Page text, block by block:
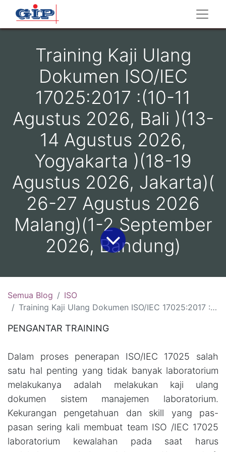
Training Kaji Ulang
Dokumen ISO/IEC
17025:2017 :(10-11
Agustus 2026, Bali )(13-
14 Agustus 2026,
Yogyakarta )(18-19
Agustus 2026, Jakarta)(
26-27 Agustus 2026
Malang)(1-2 September
2026, Bandung)
Semua Blog
ISO
Training Kaji Ulang Dokumen ISO/IEC 17025:2017 :(10-11 Agustus 2026, Bali )(13-14 Agustus 2026, Yogyakarta )(18-19 Agustus 2026, Jakarta)( 26-27 Agustus 2026 Malang)(1-2 September 2026, Bandung)
PENGANTAR TRAINING
Dalam proses penerapan ISO/IEC 17025 salah
satu hal penting yang tidak banyak laboratorium
melakukanya adalah melakukan kaji ulang
dokumen sistem manajemen laboratorium.
Kekurangan pengetahuan dan skill yang pas-
pasan sering kali membuat team ISO /IEC 17025
laboratorium kewalahan pada saat harus